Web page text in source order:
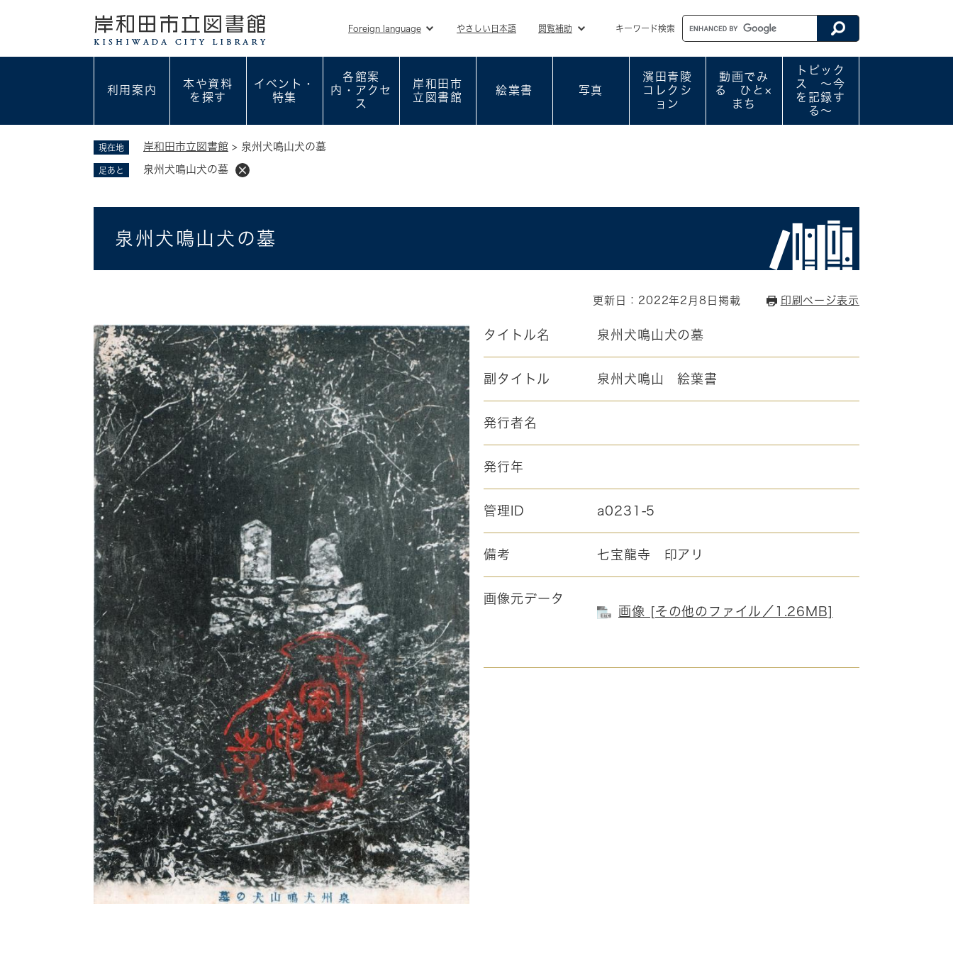
の
す
Foreign language やさしい日本語 閲覧補助 キーワード検索
利用案内
本や資料
を探す
イベント・
特集
各館案
内・アクセ
ス
岸和田市
立図書館
絵葉書 写真
濱田青陵
コレクシ
ョン
動画でみ
る ひと×
まち
トピック
ス ～今
を記録す
る～
現在地 岸和田市立図書館 > 泉州犬鳴山犬の墓
足あと 泉州犬鳴山犬の墓
泉州犬鳴山犬の墓
更新日：2022年2月8日掲載 印刷ページ表示
タイトル名 泉州犬鳴山犬の墓
副タイトル 泉州犬鳴山 絵葉書
発行者名
発行年
管理ID a0231-5
備考 七宝龍寺 印アリ
画像元データ
画像 [その他のファイル／1.26MB]